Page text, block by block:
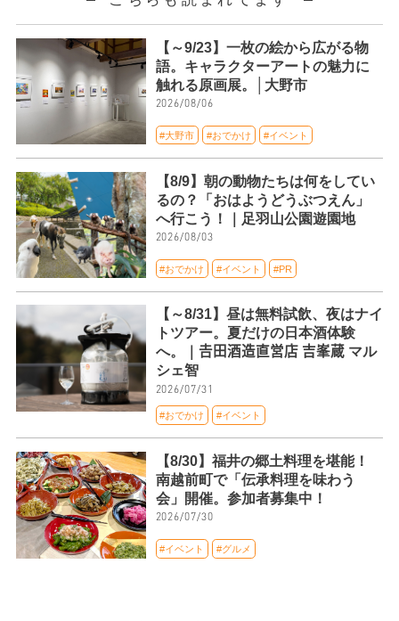
【～9/23】一枚の絵から広がる物
語。キャラクターアートの魅力に
触れる原画展。│大野市
2026/08/06
#大野市 #おでかけ #イベント
【8/9】朝の動物たちは何をしてい
るの？「おはようどうぶつえん」
へ行こう！｜足羽山公園遊園地
2026/08/03
#おでかけ #イベント #PR
【～8/31】昼は無料試飲、夜はナイ
トツアー。夏だけの日本酒体験
へ。｜𠮷田酒造直営店 吉峯蔵 マル
シェ智
2026/07/31
#おでかけ #イベント
【8/30】福井の郷土料理を堪能！
南越前町で「伝承料理を味わう
会」開催。参加者募集中！
2026/07/30
#イベント #グルメ